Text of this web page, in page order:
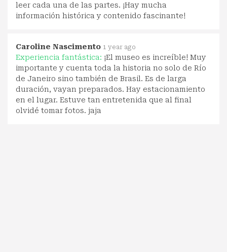
leer cada una de las partes. ¡Hay mucha
información histórica y contenido fascinante!
Caroline Nascimento 1 year ago
Experiencia fantástica: ¡El museo es increíble! Muy
importante y cuenta toda la historia no solo de Río
de Janeiro sino también de Brasil. Es de larga
duración, vayan preparados. Hay estacionamiento
en el lugar. Estuve tan entretenida que al final
olvidé tomar fotos. jaja